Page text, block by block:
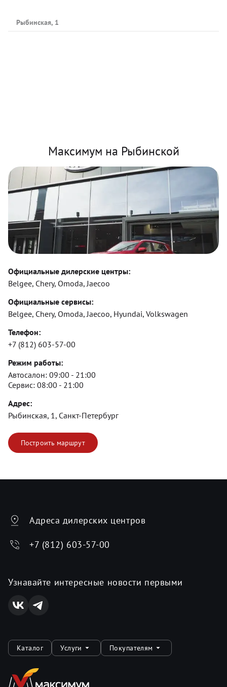
Рыбинская, 1
Максимум на Рыбинской
Официальные дилерские центры:
Belgee, Chery, Omoda, Jaecoo
Официальные сервисы:
Belgee, Chery, Omoda, Jaecoo, Hyundai, Volkswagen
Телефон:
+7 (812) 603-57-00
Режим работы:
Автосалон: 09:00 - 21:00
Сервис: 08:00 - 21:00
Адрес:
Рыбинская, 1, Санкт-Петербург
Построить маршрут
Адреса дилерских центров
+7 (812) 603-57-00
Узнавайте интересные новости первыми
Каталог Услуги Покупателям